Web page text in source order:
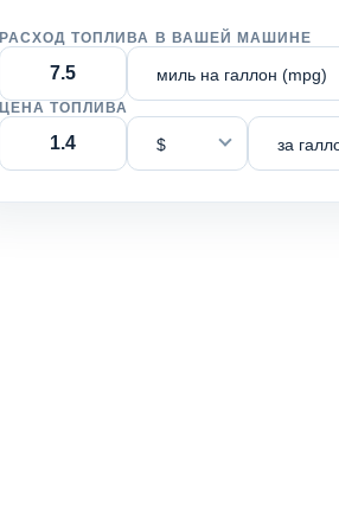
РАСХОД ТОПЛИВА В ВАШЕЙ МАШИНЕ
миль на галлон (mpg)
ЦЕНА ТОПЛИВА
$ за